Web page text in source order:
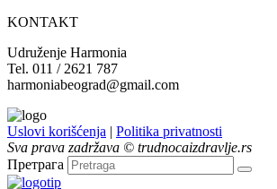
KONTAKT
Udruženje Harmonia
Tel. 011 / 2621 787
harmoniabeograd@gmail.com
Uslovi korišćenja | Politika privatnosti
Sva prava zadržava © trudnocaizdravlje.rs
Претрага